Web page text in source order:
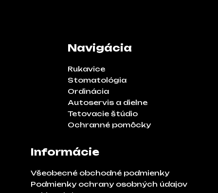
Navigácia
Rukavice
Stomatológia
Ordinácia
Autoservis a dielne
Tetovacie štúdio
Ochranné pomôcky
Informácie
Všeobecné obchodné podmienky
Podmienky ochrany osobných údajov